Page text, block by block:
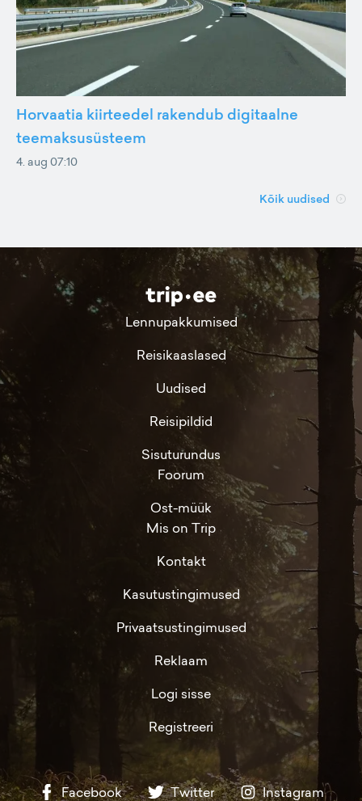
Horvaatia kiirteedel rakendub digitaalne
teemaksusüsteem
4. aug 07:10
Kõik uudised
Lennupakkumised
Reisikaaslased
Uudised
Reisipildid
Sisuturundus
Foorum
Ost-müük
Mis on Trip
Kontakt
Kasutustingimused
Privaatsustingimused
Reklaam
Logi sisse
Registreeri
Facebook Twitter Instagram